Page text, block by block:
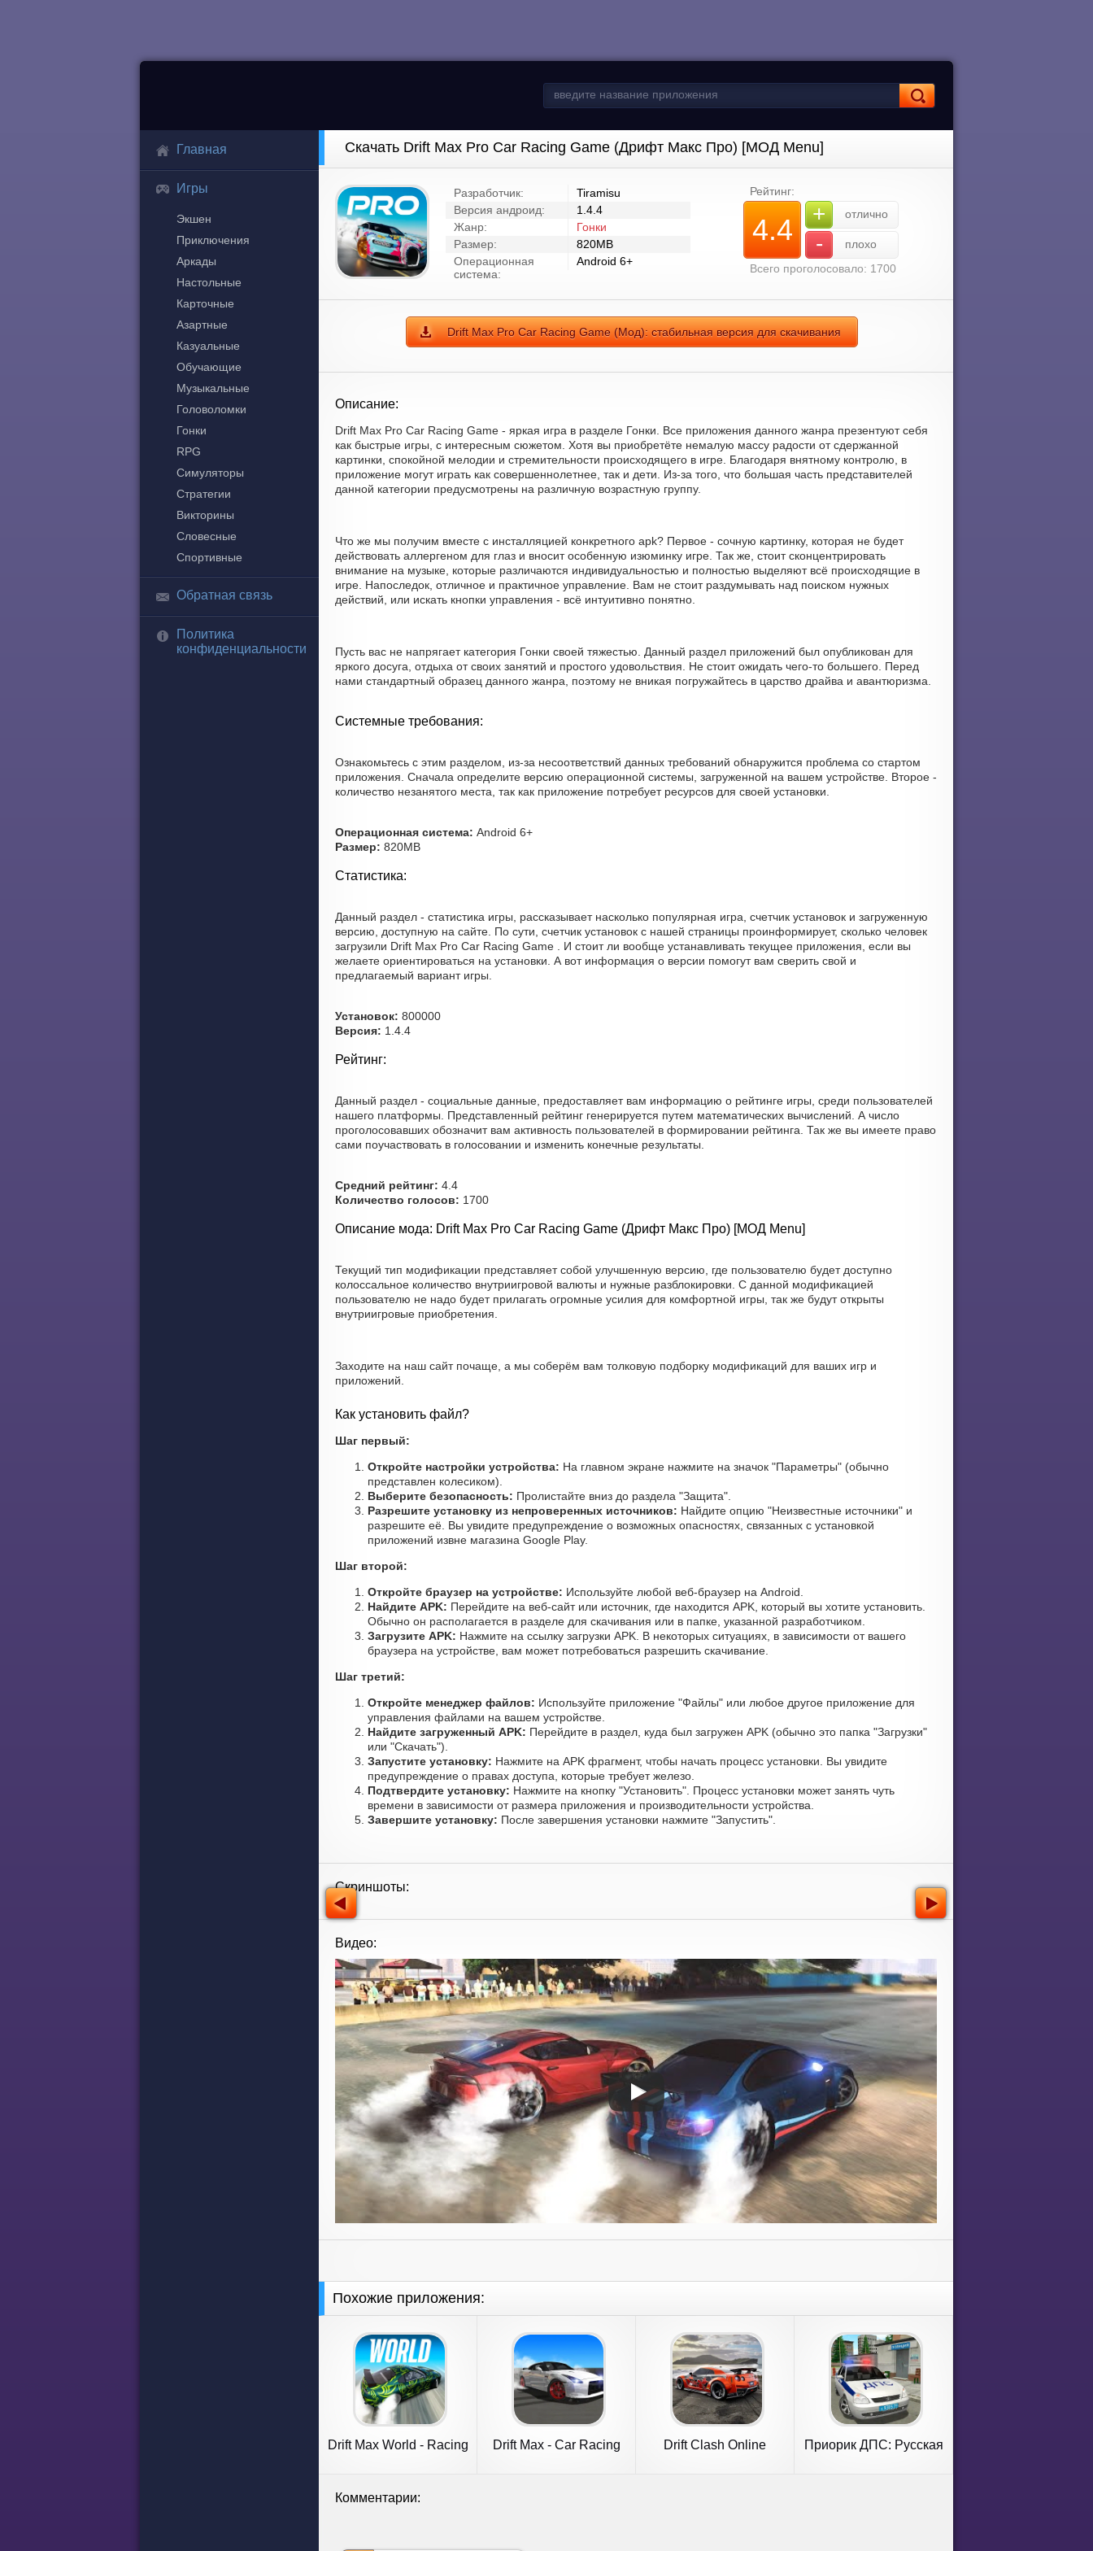
Главная
Игры
Экшен
Приключения
Аркады
Настольные
Карточные
Азартные
Казуальные
Обучающие
Музыкальные
Головоломки
Гонки
RPG
Симуляторы
Стратегии
Викторины
Словесные
Спортивные
Обратная связь
Политика
конфиденциальности
Скачать Drift Max Pro Car Racing Game (Дрифт Макс Про) [МОД Menu]
Разработчик:
Tiramisu
Версия андроид:
1.4.4
Жанр:
Гонки
Размер:
820MB
Операционная
система:
Android 6+
Рейтинг:
4.4 + отлично
-
плохо
Всего проголосовало: 1700
Drift Max Pro Car Racing Game (Мод): стабильная версия для скачивания
Описание:
Drift Max Pro Car Racing Game - яркая игра в разделе Гонки. Все приложения данного жанра презентуют себя
как быстрые игры, с интересным сюжетом. Хотя вы приобретёте немалую массу радости от сдержанной
картинки, спокойной мелодии и стремительности происходящего в игре. Благодаря внятному контролю, в
приложение могут играть как совершеннолетнее, так и дети. Из-за того, что большая часть представителей
данной категории предусмотрены на различную возрастную группу.
Что же мы получим вместе с инсталляцией конкретного apk? Первое - сочную картинку, которая не будет
действовать аллергеном для глаз и вносит особенную изюминку игре. Так же, стоит сконцентрировать
внимание на музыке, которые различаются индивидуальностью и полностью выделяют всё происходящие в
игре. Напоследок, отличное и практичное управление. Вам не стоит раздумывать над поиском нужных
действий, или искать кнопки управления - всё интуитивно понятно.
Пусть вас не напрягает категория Гонки своей тяжестью. Данный раздел приложений был опубликован для
яркого досуга, отдыха от своих занятий и простого удовольствия. Не стоит ожидать чего-то большего. Перед
нами стандартный образец данного жанра, поэтому не вникая погружайтесь в царство драйва и авантюризма.
Системные требования:
Ознакомьтесь с этим разделом, из-за несоответствий данных требований обнаружится проблема со стартом
приложения. Сначала определите версию операционной системы, загруженной на вашем устройстве. Второе -
количество незанятого места, так как приложение потребует ресурсов для своей установки.
Операционная система: Android 6+
Размер: 820MB
Статистика:
Данный раздел - статистика игры, рассказывает насколько популярная игра, счетчик установок и загруженную
версию, доступную на сайте. По сути, счетчик установок с нашей страницы проинформирует, сколько человек
загрузили Drift Max Pro Car Racing Game . И стоит ли вообще устанавливать текущее приложения, если вы
желаете ориентироваться на установки. А вот информация о версии помогут вам сверить свой и
предлагаемый вариант игры.
Установок: 800000
Версия: 1.4.4
Рейтинг:
Данный раздел - социальные данные, предоставляет вам информацию о рейтинге игры, среди пользователей
нашего платформы. Представленный рейтинг генерируется путем математических вычислений. А число
проголосовавших обозначит вам активность пользователей в формировании рейтинга. Так же вы имеете право
сами поучаствовать в голосовании и изменить конечные результаты.
Средний рейтинг: 4.4
Количество голосов: 1700
Описание мода: Drift Max Pro Car Racing Game (Дрифт Макс Про) [МОД Menu]
Текущий тип модификации представляет собой улучшенную версию, где пользователю будет доступно
колоссальное количество внутриигровой валюты и нужные разблокировки. С данной модификацией
пользователю не надо будет прилагать огромные усилия для комфортной игры, так же будут открыты
внутриигровые приобретения.
Заходите на наш сайт почаще, а мы соберём вам толковую подборку модификаций для ваших игр и
приложений.
Как установить файл?
Шаг первый:
Откройте настройки устройства: На главном экране нажмите на значок "Параметры" (обычно
представлен колесиком).
Выберите безопасность: Пролистайте вниз до раздела "Защита".
Разрешите установку из непроверенных источников: Найдите опцию "Неизвестные источники" и
разрешите её. Вы увидите предупреждение о возможных опасностях, связанных с установкой
приложений извне магазина Google Play.
Шаг второй:
Откройте браузер на устройстве: Используйте любой веб-браузер на Android.
Найдите APK: Перейдите на веб-сайт или источник, где находится APK, который вы хотите установить.
Обычно он располагается в разделе для скачивания или в папке, указанной разработчиком.
Загрузите APK: Нажмите на ссылку загрузки APK. В некоторых ситуациях, в зависимости от вашего
браузера на устройстве, вам может потребоваться разрешить скачивание.
Шаг третий:
Откройте менеджер файлов: Используйте приложение "Файлы" или любое другое приложение для
управления файлами на вашем устройстве.
Найдите загруженный APK: Перейдите в раздел, куда был загружен APK (обычно это папка "Загрузки"
или "Скачать").
Запустите установку: Нажмите на APK фрагмент, чтобы начать процесс установки. Вы увидите
предупреждение о правах доступа, которые требует железо.
Подтвердите установку: Нажмите на кнопку "Установить". Процесс установки может занять чуть
времени в зависимости от размера приложения и производительности устройства.
Завершите установку: После завершения установки нажмите "Запустить".
Скриншоты:
Видео:
Похожие приложения:
Drift Max World - Racing
Drift Max - Car Racing
Drift Clash Online
Приорик ДПС: Русская
Комментарии: